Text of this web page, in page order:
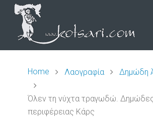
Home Λαογραφία Δημώδη
Όλεν τη νύχτα τραγωδώ.
περιφέρειας Κάρς